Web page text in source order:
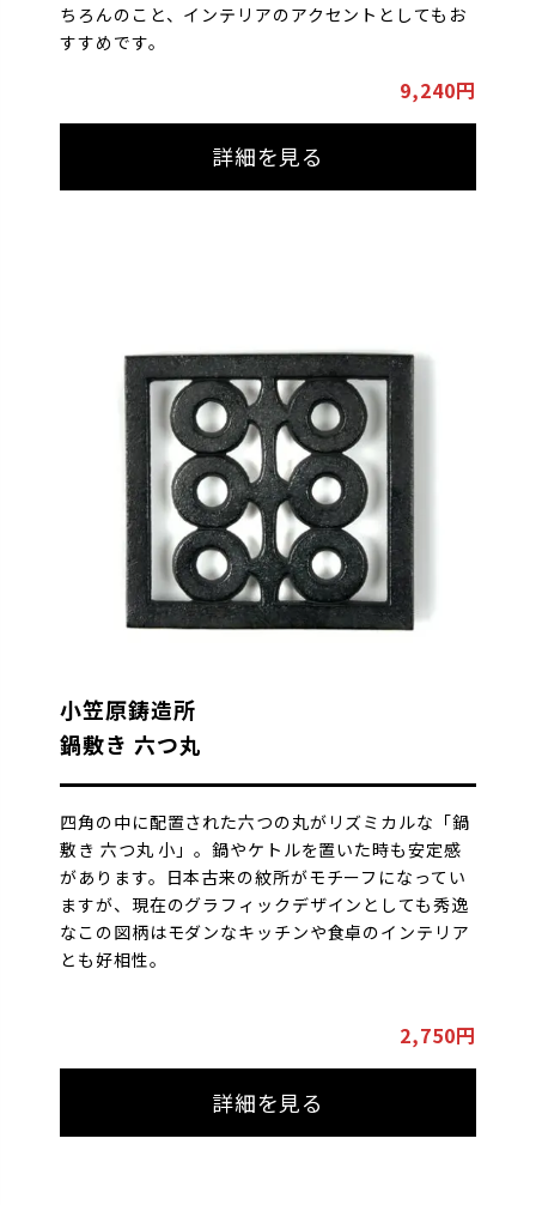
ちろんのこと、インテリアのアクセントとしてもお
すすめです。
9,240円
詳細を見る
小笠原鋳造所
鍋敷き 六つ丸
四角の中に配置された六つの丸がリズミカルな「鍋
敷き 六つ丸 小」。鍋やケトルを置いた時も安定感
があります。日本古来の紋所がモチーフになってい
ますが、現在のグラフィックデザインとしても秀逸
なこの図柄はモダンなキッチンや食卓のインテリア
とも好相性。
2,750円
詳細を見る